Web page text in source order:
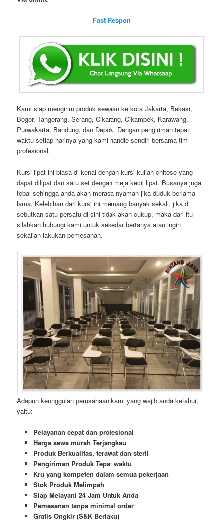
Fast Respon
Kami siap mengirim produk sewaan ke kota Jakarta, Bekasi,
Bogor, Tangerang, Serang, Cikarang, Cikampek, Karawang,
Purwakarta, Bandung, dan Depok. Dengan pengiriman tepat
waktu setiap harinya yang kami handle sendiri bersama tim
profesional.
Kursi lipat ini biasa di kenal dengan kursi kuliah chitose yang
dapat dilipat dan satu set dengan meja kecil lipat. Busanya juga
tebal sehingga anda akan merasa nyaman jika duduk berlama-
lama. Kelebihan dari kursi ini memang banyak sekali, jika di
sebutkan satu persatu di sini tidak akan cukup, maka dari itu
silahkan hubungi kami untuk sekedar bertanya atau ingin
sekalian lakukan pemesanan.
Adapun keunggulan perusahaan kami yang wajib anda ketahui,
yaitu:
Pelayanan cepat dan profesional
Harga sewa murah Terjangkau
Produk Berkualitas, terawat dan steril
Pengiriman Produk Tepat waktu
Kru yang kompeten dalam semua pekerjaan
Stok Produk Melimpah
Siap Melayani 24 Jam Untuk Anda
Pemesanan tanpa minimal order
Gratis Ongkir (S&K Berlaku)